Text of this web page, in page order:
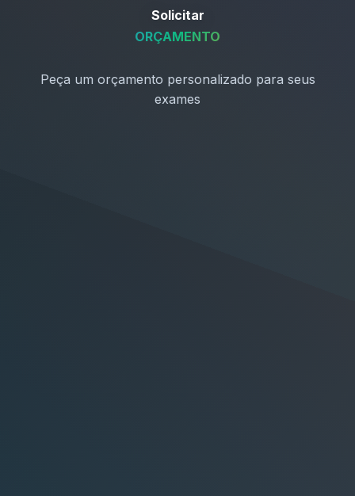
Solicitar
ORÇAMENTO
Peça um orçamento personalizado para seus
exames